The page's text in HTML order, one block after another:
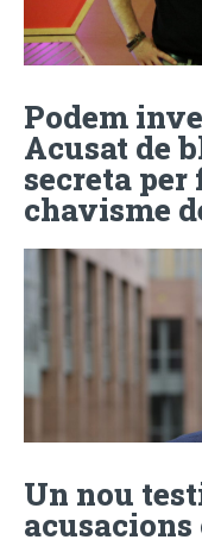
Podem
Acusat de
secreta
chavisme
Un nou